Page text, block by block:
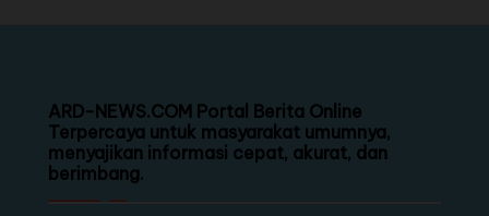
ARD-NEWS.COM Portal Berita Online
Terpercaya untuk masyarakat umumnya,
menyajikan informasi cepat, akurat, dan
berimbang.